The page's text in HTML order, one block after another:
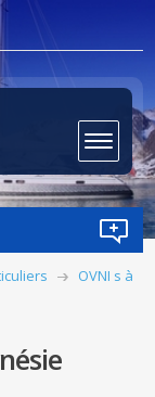
OVNI s à